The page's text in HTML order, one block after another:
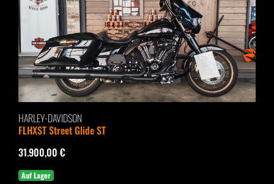
HARLEY-DAVIDSON
FLHXST Street Glide ST
31.900,00 €
Auf Lager